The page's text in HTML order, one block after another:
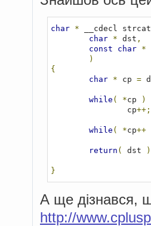
char * __cdecl
char
* dst ,
const
char *
)
{
char
* cp =
while ( *cp
)
                cp
++;
while ( *cp++
return ( dst
}
А ще дізнався,
http://